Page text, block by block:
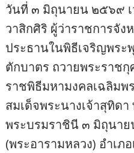
วันที่ ๓ มิถุนายน ๒๕๖๙
วาสิกศิริ ผู้ว่าราชการจั
ประธานในพิธีเจริญพร
ตักบาตร ถวายพระราชกุ
ราชพิธีมหามงคลเฉลิม
สมเด็จพระนางเจ้าสุทิด
พระบรมราชินี ๓ มิถุนา
(พระอารามหลวง) อำเภ